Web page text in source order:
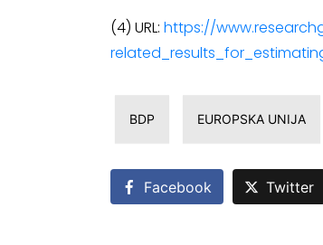
(4) URL: https://
BDP EUROPSKA UNIJA
Facebook Twitter